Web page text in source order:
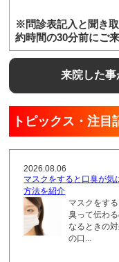
※問診表記入と聞き
約時間の30分前にご
来院した
トピックス・注目
2026.08.06
マスクをすると口臭が気
方法を紹介
マスクをす
臭って伝わ
なるときの
の口...